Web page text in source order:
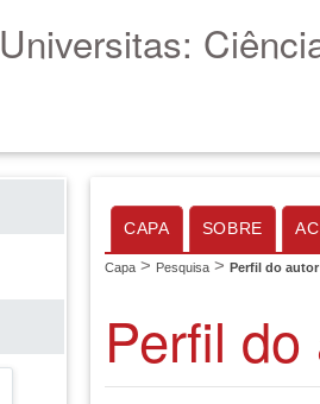
Universitas:
CAPA SOBRE
Capa > Pesquisa > Perfil do autor
Perfil